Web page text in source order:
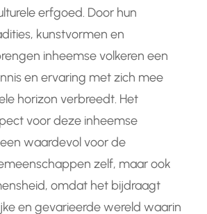
erfgoed. Door hun
kunstvormen en
inheemse volkeren een
en ervaring met zich mee
horizon verbreedt. Het
voor deze inheemse
waardevol voor de
zelf, maar ook
omdat het bijdraagt
en gevarieerde wereld waarin